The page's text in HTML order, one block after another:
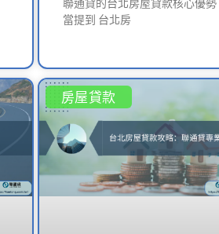
聯通貸的台北房屋貸款核心優勢
當提到 台北房
房屋貸款